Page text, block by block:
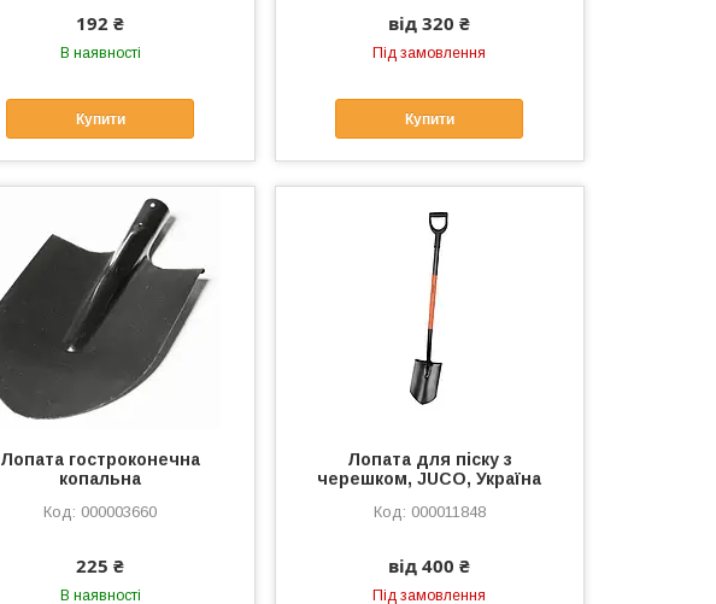
192 ₴
В наявності
Купити
від 320 ₴
Під замовлення
Купити
Лопата гостроконечна
копальна
000003660
225 ₴
В наявності
Лопата для піску з
черешком, JUCO, Україна
000011848
від 400 ₴
Під замовлення